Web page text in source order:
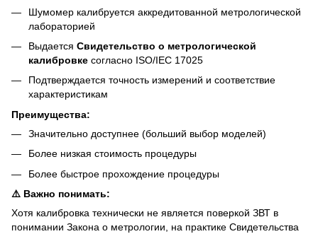
Шумомер калибруется аккредитованной метрологической
лабораторией
Выдается Свидетельство о метрологической
калибровке согласно ISO/IEC 17025
Подтверждается точность измерений и соответствие
характеристикам
Преимущества:
Значительно доступнее (больший выбор моделей)
Более низкая стоимость процедуры
Более быстрое прохождение процедуры
⚠️ Важно понимать:
Хотя калибровка технически не является поверкой ЗВТ в
понимании Закона о метрологии, на практике Свидетельства